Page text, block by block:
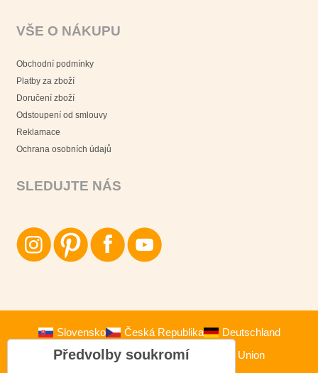
VŠE O NÁKUPU
Obchodní podmínky
Platby za zboží
Doručení zboží
Odstoupení od smlouvy
Reklamace
Ochrana osobních údajů
SLEDUJTE NÁS
Slovensko Česká Republika
Deutschland
Österreich
Polska European Union
Předvolby soukromí